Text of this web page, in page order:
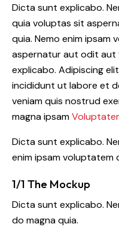
Dicta sunt explicabo.
quia voluptas sit
quia. Nemo enim
aspernatur aut odit aut
explicabo. Adipiscing
incididunt ut labore et
veniam quis nostrud
magna ipsam
Dicta sunt explicabo.
enim ipsam
1/1 The Mockup
Dicta sunt explicabo.
do magna quia.